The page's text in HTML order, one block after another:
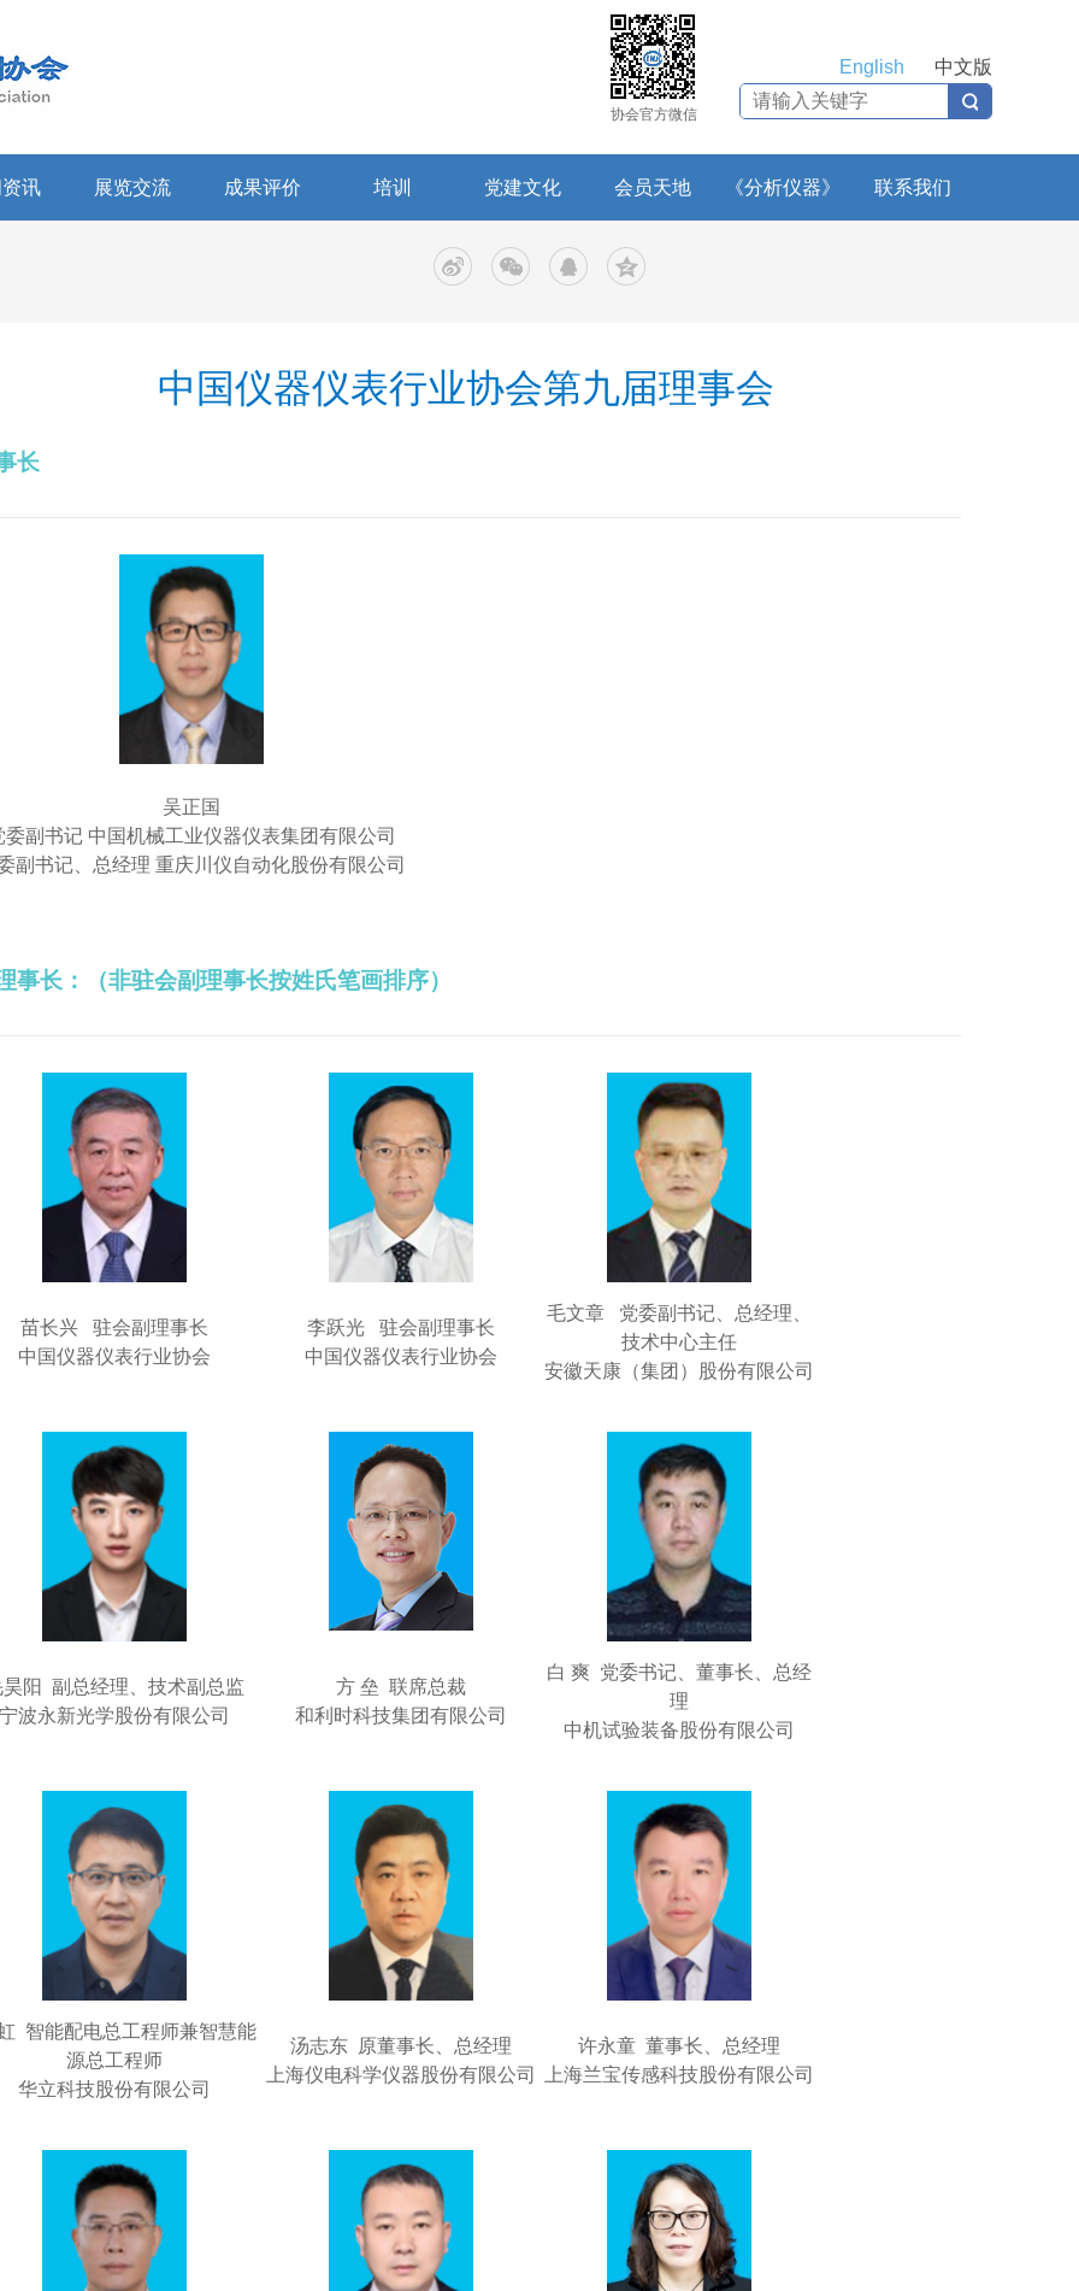
English 中文版
协会官方微信
讯 展览交流 成果评价 培训 党建文化 会员天地 《分析仪器》 联系我们
中国仪器仪表行业协会第九届理事会
长
吴正国
委副书记 中国机械工业仪器仪表集团有限公司
副书记、总经理 重庆川仪自动化股份有限公司
事长：（非驻会副理事长按姓氏笔画排序）
苗长兴 驻会副理事长
中国仪器仪表行业协会
李跃光 驻会副理事长
中国仪器仪表行业协会
毛文章 党委副书记、总经理、
技术中心主任
安徽天康（集团）股份有限公司
昊阳 副总经理、技术副总监
宁波永新光学股份有限公司
方 垒 联席总裁
和利时科技集团有限公司
白 爽 党委书记、董事长、总经
理
中机试验装备股份有限公司
智能配电总工程师兼智慧能
源总工程师
华立科技股份有限公司
汤志东 原董事长、总经理
上海仪电科学仪器股份有限公司
许永童 董事长、总经理
上海兰宝传感科技股份有限公司